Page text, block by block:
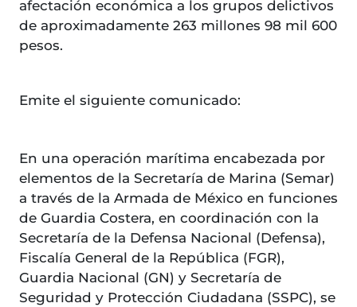
afectación económica a los grupos delictivos
de aproximadamente 263 millones 98 mil 600
pesos.
Emite el siguiente comunicado:
En una operación marítima encabezada por
elementos de la Secretaría de Marina (Semar)
a través de la Armada de México en funciones
de Guardia Costera, en coordinación con la
Secretaría de la Defensa Nacional (Defensa),
Fiscalía General de la República (FGR),
Guardia Nacional (GN) y Secretaría de
Seguridad y Protección Ciudadana (SSPC), se